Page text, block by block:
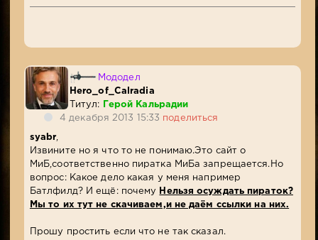
Мододел
Hero_of_Calradia
Титул:
Герой Кальрадии
4 декабря 2013 15:33 поделиться
syabr
Извините но я что то не понимаю.Это сайт о
МиБ,соответственно пиратка МиБа запрещается.Но
вопрос: Какое дело какая у меня например
Батлфилд? И ещё: почему
Нельзя осуждать пираток?
Мы то их тут не скачиваем,и не даём ссылки на них.
Прошу простить если что не так сказал.